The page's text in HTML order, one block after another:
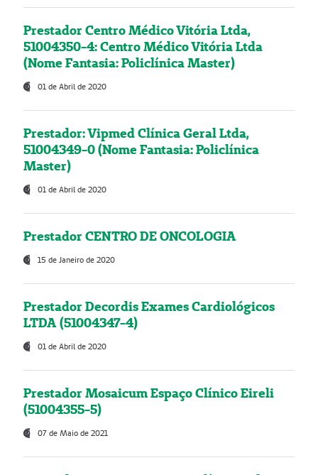
Prestador Centro Médico Vitória Ltda,
51004350-4: Centro Médico Vitória Ltda
(Nome Fantasia: Policlínica Master)
01 de Abril de 2020
Prestador: Vipmed Clínica Geral Ltda,
51004349-0 (Nome Fantasia: Policlínica
Master)
01 de Abril de 2020
Prestador CENTRO DE ONCOLOGIA
15 de Janeiro de 2020
Prestador Decordis Exames Cardiológicos
LTDA (51004347-4)
01 de Abril de 2020
Prestador Mosaicum Espaço Clínico Eireli
(51004355-5)
07 de Maio de 2021